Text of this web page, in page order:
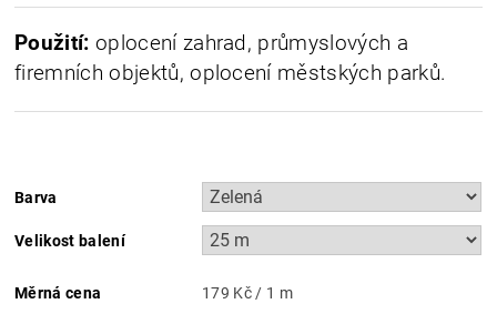
Použití: oplocení zahrad, průmyslových a
firemních objektů, oplocení městských parků.
Barva
Velikost balení
Měrná cena 179 Kč / 1 m